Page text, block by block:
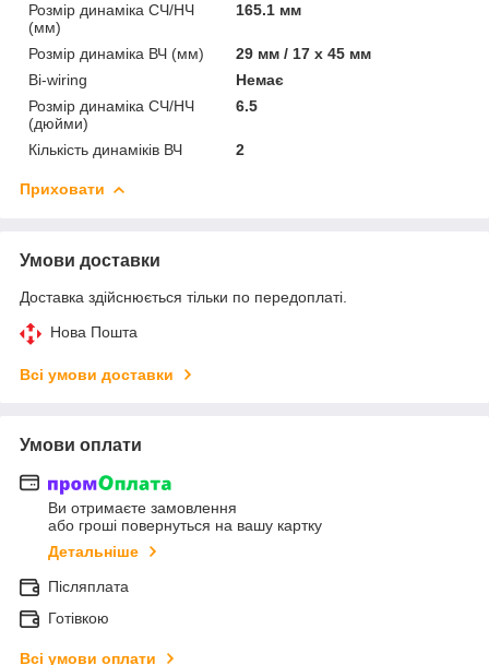
Розмір динаміка СЧ/НЧ
(мм)
165.1 мм
Розмір динаміка ВЧ (мм)
29 мм / 17 х 45 мм
Bi-wiring
Немає
Розмір динаміка СЧ/НЧ
(дюйми)
6.5
Кількість динаміків ВЧ 2
Приховати
Умови доставки
Доставка здійснюється тільки по передоплаті.
Нова Пошта
Всі умови доставки
Умови оплати
Ви отримаєте замовлення
або гроші повернуться на вашу картку
Детальніше
Післяплата
Готівкою
Всі умови оплати